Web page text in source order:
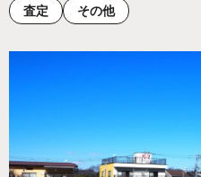
査定 その他